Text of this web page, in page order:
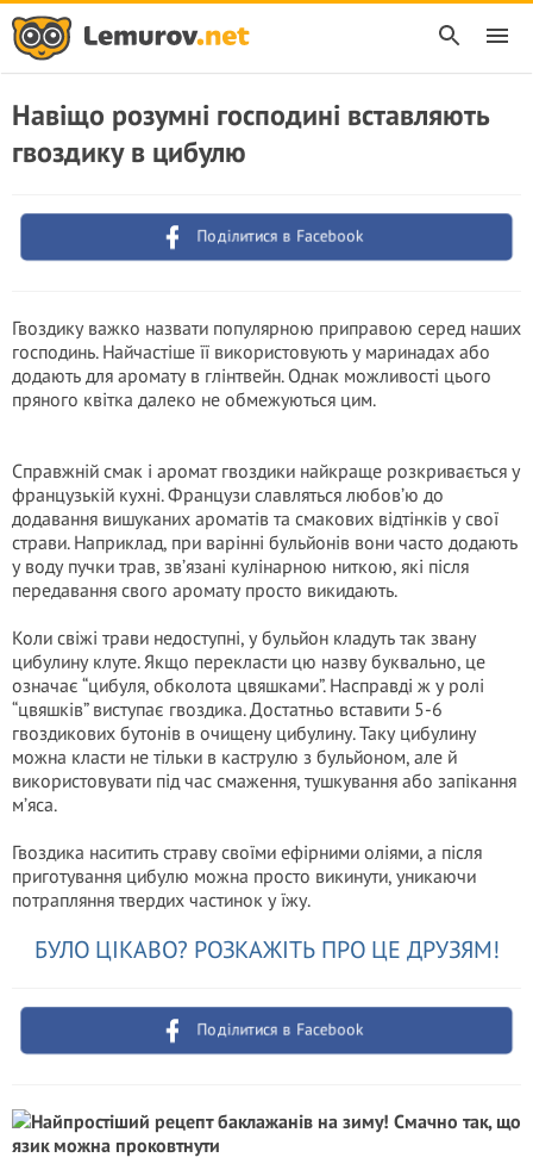
Навіщо розумні господині вставляють
гвоздику в цибулю
Поділитися в Facebook
Гвоздику важко назвати популярною приправою серед наших
господинь. Найчастіше її використовують у маринадах або
додають для аромату в глінтвейн. Однак можливості цього
пряного квітка далеко не обмежуються цим.
Справжній смак і аромат гвоздики найкраще розкривається у
французькій кухні. Французи славляться любов’ю до
додавання вишуканих ароматів та смакових відтінків у свої
страви. Наприклад, при варінні бульйонів вони часто додають
у воду пучки трав, зв’язані кулінарною ниткою, які після
передавання свого аромату просто викидають.
Коли свіжі трави недоступні, у бульйон кладуть так звану
цибулину клуте. Якщо перекласти цю назву буквально, це
означає “цибуля, обколота цвяшками”. Насправді ж у ролі
“цвяшків” виступає гвоздика. Достатньо вставити 5-6
гвоздикових бутонів в очищену цибулину. Таку цибулину
можна класти не тільки в каструлю з бульйоном, але й
використовувати під час смаження, тушкування або запікання
м’яса.
Гвоздика наситить страву своїми ефірними оліями, а після
приготування цибулю можна просто викинути, уникаючи
потрапляння твердих частинок у їжу.
БУЛО ЦІКАВО? РОЗКАЖІТЬ ПРО ЦЕ ДРУЗЯМ!
Поділитися в Facebook